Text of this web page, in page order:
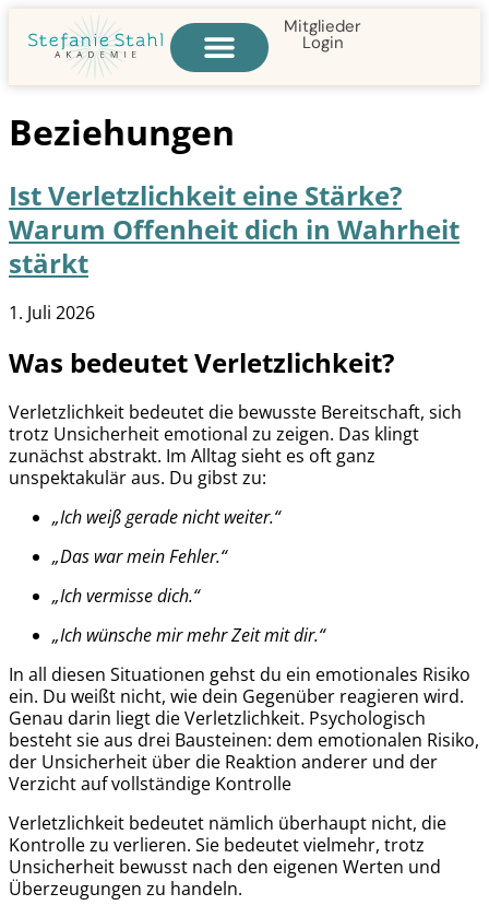
Mitglieder
Login
Beziehungen
Ist Verletzlichkeit eine Stärke?
Warum Offenheit dich in Wahrheit
stärkt
1. Juli 2026
Was bedeutet Verletzlichkeit?
Verletzlichkeit bedeutet die bewusste Bereitschaft, sich
trotz Unsicherheit emotional zu zeigen. Das klingt
zunächst abstrakt. Im Alltag sieht es oft ganz
unspektakulär aus. Du gibst zu:
„Ich weiß gerade nicht weiter.“
„Das war mein Fehler.“
„Ich vermisse dich.“
„Ich wünsche mir mehr Zeit mit dir.“
In all diesen Situationen gehst du ein emotionales Risiko
ein. Du weißt nicht, wie dein Gegenüber reagieren wird.
Genau darin liegt die Verletzlichkeit. Psychologisch
besteht sie aus drei Bausteinen: dem emotionalen Risiko,
der Unsicherheit über die Reaktion anderer und der
Verzicht auf vollständige Kontrolle
Verletzlichkeit bedeutet nämlich überhaupt nicht, die
Kontrolle zu verlieren. Sie bedeutet vielmehr, trotz
Unsicherheit bewusst nach den eigenen Werten und
Überzeugungen zu handeln.